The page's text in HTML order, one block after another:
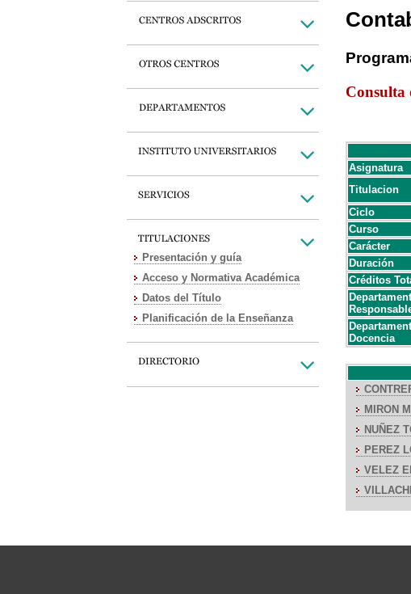
Presentación y guía
Acceso y Normativa Académica
Datos del Título
Planificación de la Enseñanza
Consulta
Asignatura
Titulacion
Ciclo
Curso
Carácter
Duración
Créditos
Docencia
MIRON
NUÑEZ
PEREZ
VELEZ